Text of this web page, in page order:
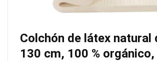
Colchón de látex natural
130 cm, 100 % orgánico,